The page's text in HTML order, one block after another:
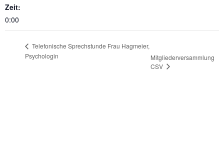
Zeit:
0:00
Telefonische Sprechstunde Frau Hagmeier,
Psychologin
Mitgliederversammlung
CSV